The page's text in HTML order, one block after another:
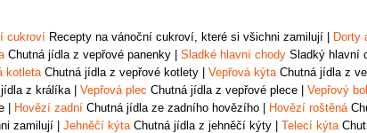
cukroví Recepty na vánoční cukroví, které si všichni zamilují Dorty
Chutná jídla z vepřové panenky Sladké hlavní chody Sladký hlavní
kotleta Chutná jídla z vepřové kotlety Vepřová kýta Chutná jídla z
z králíka
Vepřová plec Chutná jídla z vepřové plece Vepřový
Hovězí zadní Chutná jídla ze zadního hovězího Hovězí roštěná
zamilují
Jehněčí kýta Chutná jídla z jehněčí kýty Telecí kýta